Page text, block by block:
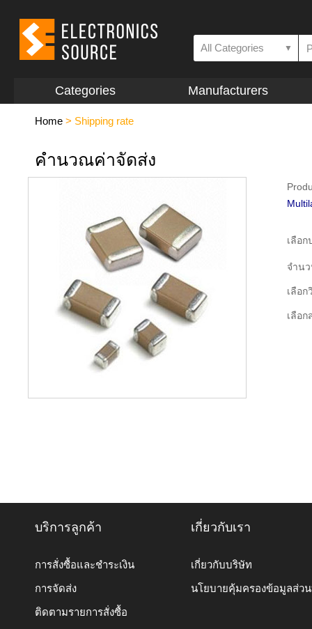
All Categories ▼
Categories Manufacturers
Home > Shipping rate
คำนวณค่าจัดส่ง
เลือก
จำน
เลือก
เลือก
บริการลูกค้า
การสั่งซื้อและชำระเงิน
การจัดส่ง
ติดตามรายการสั่งซื้อ
เกี่ยวกับเรา
เกี่ยวกับบริษัท
นโยบายคุ้มครองข้อมูลส่ว